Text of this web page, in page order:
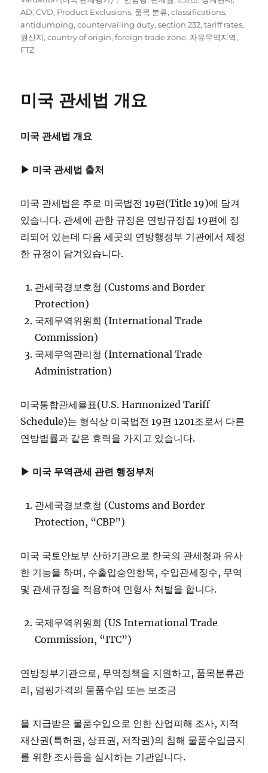
AD,CVD, Product Exclusions, 품목 분류,classifications,
antidumping,countervailing duty,section 232,tariff rates,
원산지,country of origin,foreign trade zone, 자유무역지역,
FTZ
미국 관세법 개요
미국 관세법 개요
▶ 미국 관세법 출처
미국 관세법은 주로 미국법전 19편(Title 19)에 담겨
있습니다. 관세에 관한 규정은 연방규정집 19편에 정
리되어 있는데 다음 세곳의 연방행정부 기관에서 제정
한 규정이 담겨있습니다.
관세국경보호청 (Customs and Border
Protection)
국제무역위원회 (International Trade
Commission)
국제무역관리청 (International Trade
Administration)
미국통합관세율표(U.S. Harmonized Tariff
Schedule)는 형식상 미국법전 19편 1201조로서 다른
연방법률과 같은 효력을 가지고 있습니다.
▶ 미국 무역관세 관련 행정부처
관세국경보호청 (Customs and Border
Protection, “CBP”)
미국 국토안보부 산하기관으로 한국의 관세청과 유사
한 기능을 하며, 수출입승인항목, 수입관세징수, 무역
및 관세규정을 적용하여 민형사 처벌을 합니다.
국제무역위원회 (US International Trade
Commission, “ITC”)
연방정부기관으로, 무역정책을 지원하고, 품목분류관
리, 덤핑가격의 물품수입 또는 보조금
을 지급받은 물품수입으로 인한 산업피해 조사, 지적
재산권(특허권, 상표권, 저작권)의 침해 물품수입금지
를 위한 조사등을 실시하는 기관입니다.